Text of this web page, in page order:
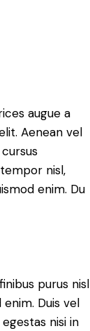
augue a
Aenean vel
nisl,
enim. Du
purus nisl
Duis vel
nisi in